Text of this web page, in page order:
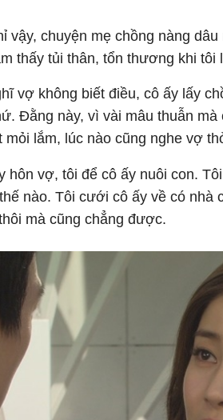
vậy, chuyện mẹ chồng nàng
thấy tủi thân, tổn thương khi tôi
vợ không biết điều, cô ấy lấy
Đằng này, vì vài mâu thuẫn
mỏi lắm, lúc nào cũng nghe vợ
hôn vợ, tôi để cô ấy nuôi con.
nào. Tôi cưới cô ấy về có nhà
mà cũng chẳng được.